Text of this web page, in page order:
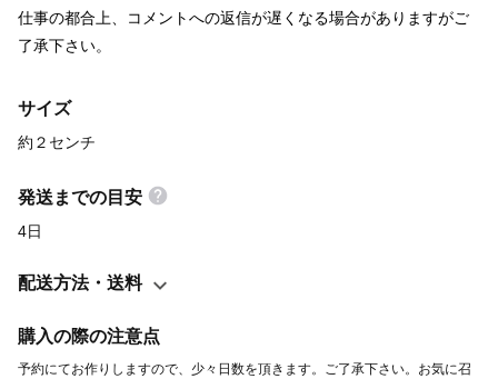
仕事の都合上、コメントへの返信が遅くなる場合がありますがご
了承下さい。
サイズ
約２センチ
発送までの目安
4日
配送方法・送料
購入の際の注意点
予約にてお作りしますので、少々日数を頂きます。ご了承下さい。お気に召